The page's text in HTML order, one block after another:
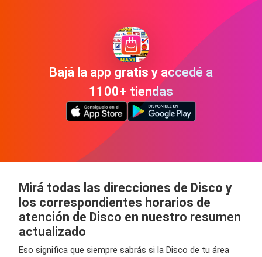
Bajá la app gratis y accedé a
1100+ tiendas
Mirá todas las direcciones de Disco y
los correspondientes horarios de
atención de Disco en nuestro resumen
actualizado
Eso significa que siempre sabrás si la Disco de tu área